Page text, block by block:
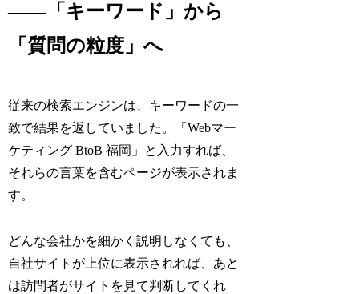
——「キーワード」から
「質問の粒度」へ
従来の検索エンジンは、キーワードの一
致で結果を返していました。「Webマー
ケティング BtoB 福岡」と入力すれば、
それらの言葉を含むページが表示されま
す。
どんな会社かを細かく説明しなくても、
自社サイトが上位に表示されれば、あと
は訪問者がサイトを見て判断してくれ